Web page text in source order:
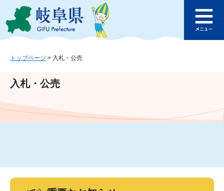
ジ
ュ
文
このページの本文へ
ュ
トップページ > 入札・公売
入札・公売